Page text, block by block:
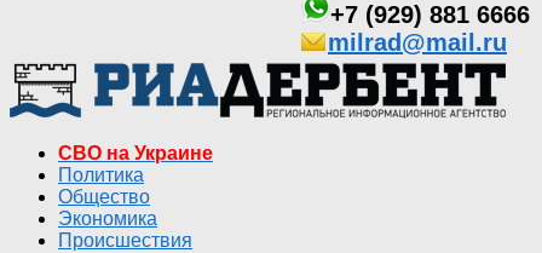
+7 (929) 881 6666
milrad@mail.ru
СВО на Украине
Политика
Общество
Экономика
Происшествия